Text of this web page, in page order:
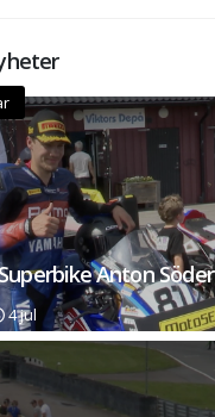
Anton
4 jul